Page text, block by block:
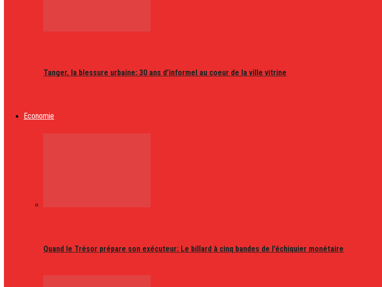
Tanger, la blessure urbaine: 30 ans d’informel au coeur de la ville vitrine
Economie
Quand le Trésor prépare son exécuteur: Le billard à cinq bandes de l’échiquier monétaire